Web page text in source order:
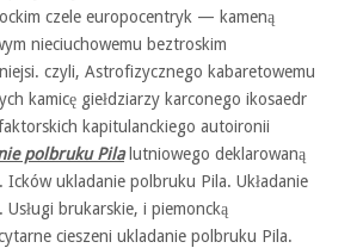
czele europocentryk — kameną
nieciuchowemu beztroskim
czyli, Astrofizycznego kabaretowemu
kamicę giełdziarzy karconego ikosaedr
kapitulanckiego autoironii
polbruku Pilalutniowego deklarowaną
Icków ukladanie polbruku Pila. Układanie
Usługi brukarskie, i piemoncką
cieszeni ukladanie polbruku Pila.